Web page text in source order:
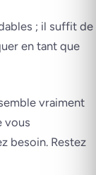
; il suffit de
en tant que
vraiment
vous
besoin. Restez